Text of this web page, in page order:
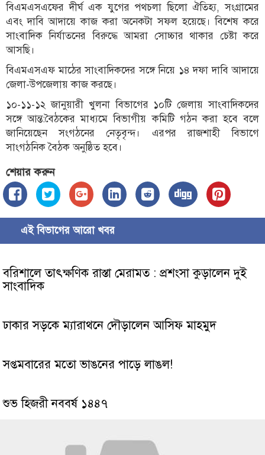
বিএমএসএফের দীর্ঘ এক যুগের পথচলা ছিলো ঐতিহ্য, সংগ্রামের
এবং দাবি আদায়ে কাজ করা অনেকটা সফল হয়েছে। বিশেষ করে
সাংবাদিক নির্যাতনের বিরুদ্ধে আমরা সোচ্চার থাকার চেষ্টা করে
আসছি।
বিএমএসএফ মাঠের সাংবাদিকদের সঙ্গে নিয়ে ১৪ দফা দাবি আদায়ে
জেলা-উপজেলায় কাজ করছে।
১০-১১-১২ জানুয়ারী খুলনা বিভাগের ১০টি জেলায় সাংবাদিকদের
সঙ্গে আন্ত:বৈঠকের মাধ্যমে বিভাগীয় কমিটি গঠন করা হবে বলে
জানিয়েছেন সংগঠনের নেতৃবৃন্দ। এরপর রাজশাহী বিভাগে
সাংগঠনিক বৈঠক অনুষ্ঠিত হবে।
শেয়ার করুন
এই বিভাগের আরো খবর
বরিশালে তাৎক্ষণিক রাস্তা মেরামত : প্রশংসা কুড়ালেন দুই
সাংবাদিক
ঢাকার সড়কে ম্যারাথনে দৌড়ালেন আসিফ মাহমুদ
সপ্তমবারের মতো ভাঙনের পাড়ে লাঙল!
শুভ হিজরী নববর্ষ ১৪৪৭